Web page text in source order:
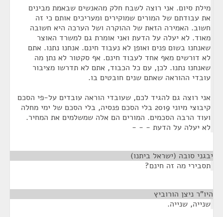
מילת סיום. אני רוצה לשבח חלק מהאנשים שבאמת מבינים
את עבודתם של המורים שמוקירים ומעריכים אותם כי זה
חשוב. האמירה הזאת של ההוקרה ושל הערכה היא חשובה
מאוד. לא יעלה על הדעת ואני אומרת גם למשרד האוצר
שאנחנו בשום פנים ואופן לא נעבוד חינם. אנחנו נתנו. אתם
לא דורשים מאף אחד לעבוד חינם. אף סקטור לא נתן מה
שאנחנו נתנו. לכן, עם כל הכבוד, אתם לא תדרשו מציבור
עובדי ההוראה שאתם שנים חובטים בו.
אני רוצה גם להגיד לכם, שעובדי הוראה עובדים על-פי הסכם
קיבוצי מיוני 2019 בלי הסכם פנסיה, בלי הסכם של ימי מחלה
ועוד הרבה הסכמים. המורים הם אלה שמשלמים את המחיר.
לא יעלה על הדעת - - -
יבגני סובה (ישראל ביתנו)
תסבירי מה זה חינם?
היו"ר ניצן הורוביץ
שנייה, שנייה.